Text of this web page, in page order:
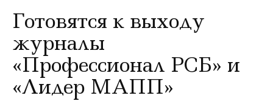
Готовятся к выходу
журналы
«Профессионал РСБ» и
«Лидер МАПП»